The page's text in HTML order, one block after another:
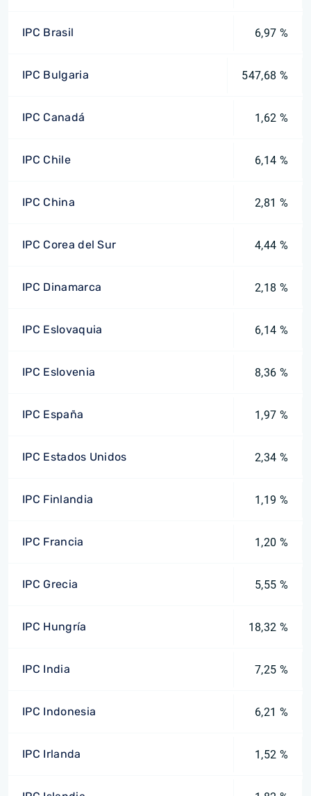
IPC Brasil 6,97 %
IPC Bulgaria 547,68 %
IPC Canadá 1,62 %
IPC Chile 6,14 %
IPC China 2,81 %
IPC Corea del Sur 4,44 %
IPC Dinamarca 2,18 %
IPC Eslovaquia 6,14 %
IPC Eslovenia 8,36 %
IPC España 1,97 %
IPC Estados Unidos 2,34 %
IPC Finlandia 1,19 %
IPC Francia 1,20 %
IPC Grecia 5,55 %
IPC Hungría 18,32 %
IPC India 7,25 %
IPC Indonesia 6,21 %
IPC Irlanda 1,52 %